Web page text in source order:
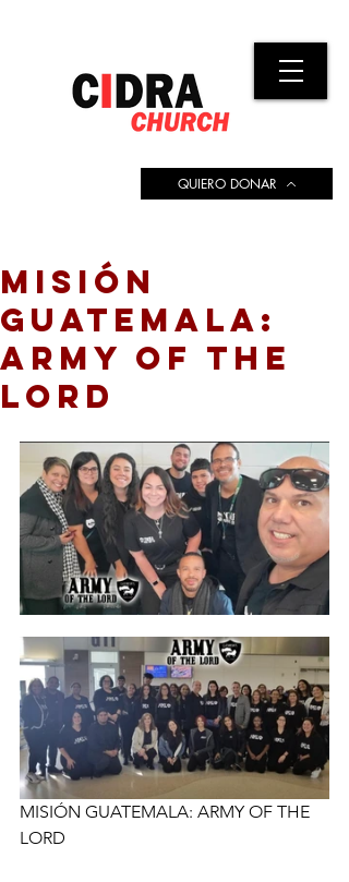
QUIERO DONAR
MISIÓN
GUATEMALA:
ARMY OF THE
LORD
MISIÓN GUATEMALA: ARMY OF THE
LORD